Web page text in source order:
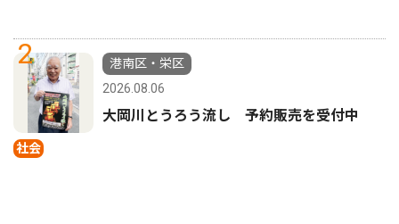
2
社会
港南区・栄区
2026.08.06
大岡川とうろう流し 予約販売を受付中